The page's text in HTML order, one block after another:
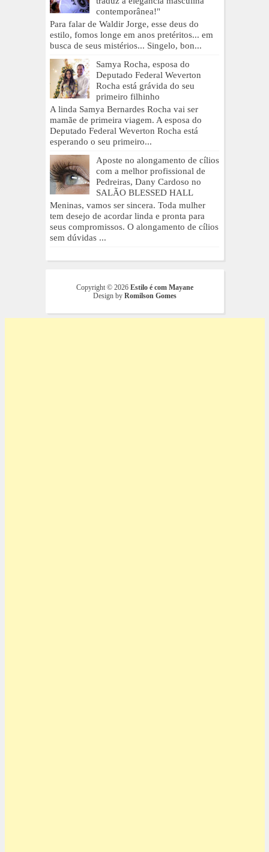
contemporânea!"
Para falar de Waldir Jorge, esse deus do
estilo, fomos longe em anos pretéritos... em
busca de seus mistérios... Singelo, bon...
Samya Rocha, esposa do
Deputado Federal Weverton
Rocha está grávida do seu
primeiro filhinho
A linda Samya Bernardes Rocha vai ser
mamãe de primeira viagem. A esposa do
Deputado Federal Weverton Rocha está
esperando o seu primeiro...
Aposte no alongamento de cílios
com a melhor profissional de
Pedreiras, Dany Cardoso no
SALÃO BLESSED HALL
Meninas, vamos ser sincera. Toda mulher
tem desejo de acordar linda e pronta para
seus compromissos. O alongamento de cílios
sem dúvidas ...
Copyright © 2026 Estilo é com Mayane
Design by Romilson Gomes